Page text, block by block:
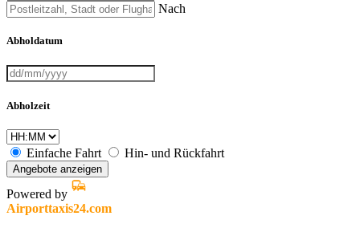
Nach
Abholdatum
Abholzeit
Einfache Fahrt Hin- und Rückfahrt
Angebote anzeigen
Powered by
Airporttaxis24.com